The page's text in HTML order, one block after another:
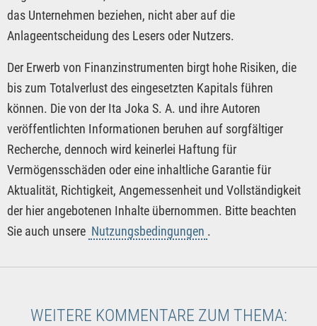
das Unternehmen beziehen, nicht aber auf die
Anlageentscheidung des Lesers oder Nutzers.
Der Erwerb von Finanzinstrumenten birgt hohe Risiken, die
bis zum Totalverlust des eingesetzten Kapitals führen
können. Die von der Ita Joka S. A. und ihre Autoren
veröffentlichten Informationen beruhen auf sorgfältiger
Recherche, dennoch wird keinerlei Haftung für
Vermögensschäden oder eine inhaltliche Garantie für
Aktualität, Richtigkeit, Angemessenheit und Vollständigkeit
der hier angebotenen Inhalte übernommen. Bitte beachten
Sie auch unsere Nutzungsbedingungen .
WEITERE KOMMENTARE ZUM THEMA: